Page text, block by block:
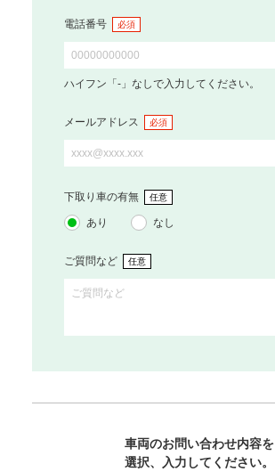
電話番号 必須
ハイフン「-」なしで入力してください。
メールアドレス 必須
下取り車の有無 任意
あり なし
ご質問など 任意
車両のお問い合わせ内容を
選択、入力してください。